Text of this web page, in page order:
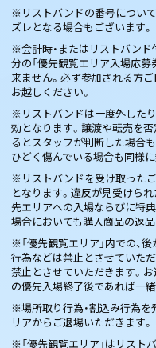
※リストバンドの番号につい
ズレとなる場合もございます。
※会計時・またはリストバン
分の「優先観覧エリア入場応募
来ません。必ず参加される方
お越しください。
※リストバンドは一度外した
効となります。譲渡や転売を
るとスタッフが判断した場合
ひどく傷んでいる場合も同様
※リストバンドを受け取った
となります。違反が見受けら
先エリアへの入場ならびに特
場合においても購入商品の返品
※「優先観覧エリア」内での、
行為などは禁止とさせていた
禁止とさせていただきます。
の優先入場終了後であれば一
※場所取り行為・割込み行為を
リアからご退場いただきます。
※「優先観覧エリア」はリスト